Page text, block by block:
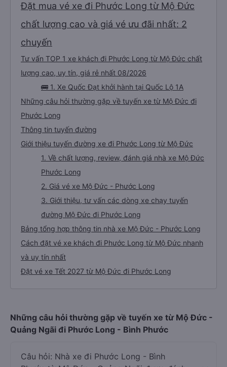
Đặt mua vé xe đi Phước Long từ Mộ Đức
chất lượng cao và giá vé ưu đãi nhất: 2
chuyến
Tư vấn TOP 1 xe khách đi Phước Long từ Mộ Đức chất
lượng cao, uy tín, giá rẻ nhất 08/2026
🚌 1. Xe Quốc Đạt khởi hành tại Quốc Lộ 1A
Những câu hỏi thường gặp về tuyến xe từ Mộ Đức đi
Phước Long
Thông tin tuyến đường
Giới thiệu tuyến đường xe đi Phước Long từ Mộ Đức
1. Về chất lượng, review, đánh giá nhà xe Mộ Đức
Phước Long
2. Giá vé xe Mộ Đức - Phước Long
3. Giới thiệu, tư vấn các dòng xe chạy tuyến
đường Mộ Đức đi Phước Long
Bảng tổng hợp thông tin nhà xe Mộ Đức - Phước Long
Cách đặt vé xe khách đi Phước Long từ Mộ Đức nhanh
và uy tín nhất
Đặt vé xe Tết 2027 từ Mộ Đức đi Phước Long
Những câu hỏi thường gặp về tuyến xe từ Mộ Đức -
Quảng Ngãi đi Phước Long - Bình Phước
Câu hỏi: Nhà xe đi Phước Long - Bình